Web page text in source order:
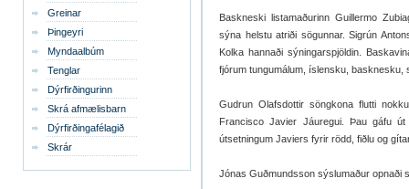
Greinar
Þingeyri
Myndaalbúm
Tenglar
Dýrfirðingurinn
Skrá afmælisbarn
Dýrfirðingafélagið
Skrár
Baskneski listamaðurinn Guillermo
sýna helstu atriði sögunnar. Sigrún
Kolka hannaði sýningarspjöldin.
fjórum tungumálum, íslensku,
Gudrun Olafsdottir söngkona flutti
Francisco Javier Jáuregui. Þau gáfu
útsetningum Javiers fyrir rödd, fiðlu og
Jónas Guðmundsson sýslumaður opnaði